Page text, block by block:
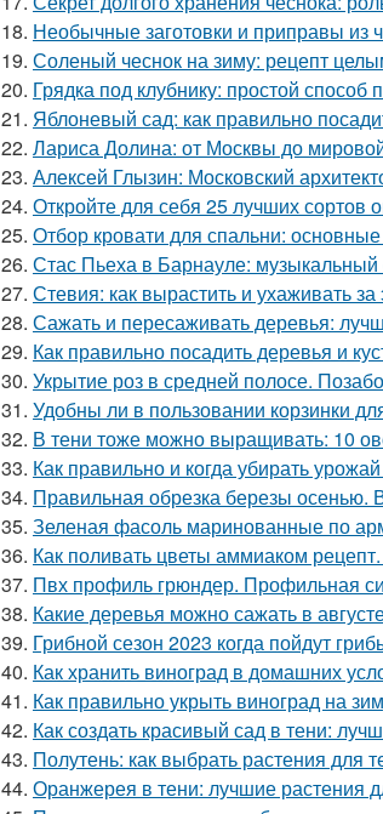
18. Необычные заготовки и приправы из
19. Соленый чеснок на зиму: рецепт
20. Грядка под клубнику: простой способ
21. Яблоневый сад: как правильно
22. Лариса Долина: от Москвы до
23. Алексей Глызин: Московский
24. Откройте для себя 25 лучших сортов
25. Отбор кровати для спальни:
26. Стас Пьеха в Барнауле:
27. Стевия: как вырастить и ухаживать
28. Сажать и пересаживать деревья:
29. Как правильно посадить деревья и
30. Укрытие роз в средней полосе.
31. Удобны ли в пользовании корзинки
32. В тени тоже можно выращивать: 10
33. Как правильно и когда убирать
34. Правильная обрезка березы осенью.
35. Зеленая фасоль маринованные по
36. Как поливать цветы аммиаком
37. Пвх профиль грюндер. Профильная
38. Какие деревья можно сажать в
39. Грибной сезон 2023 когда пойдут
40. Как хранить виноград в домашних
41. Как правильно укрыть виноград на
42. Как создать красивый сад в тени:
43. Полутень: как выбрать растения для
44. Оранжерея в тени: лучшие растения